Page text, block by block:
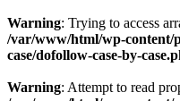
Warning: Trying to access
/var/www/html/wp-content/
case/dofollow-case-by-
Warning: Attempt to read